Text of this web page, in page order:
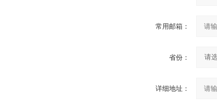
常用邮箱：
省份：
详细地址：